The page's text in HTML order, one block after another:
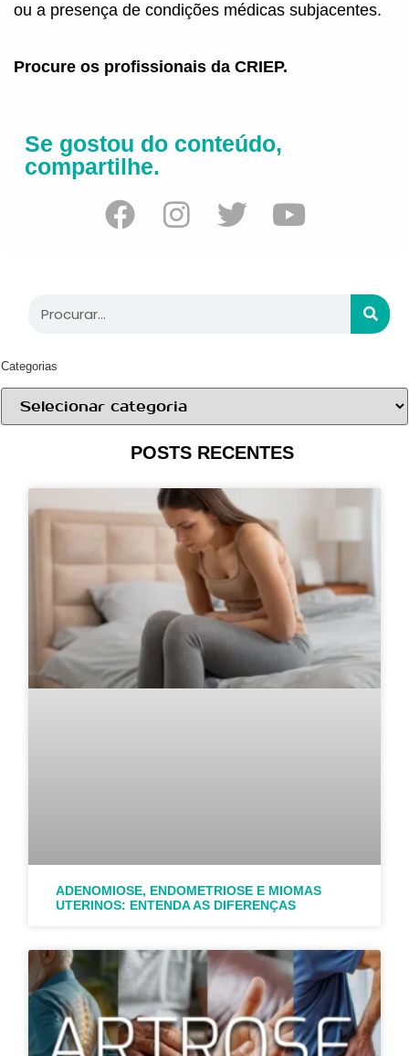
ou a presença de condições médicas subjacentes.
Procure os profissionais da CRIEP.
Se gostou do conteúdo,
compartilhe.
Categorias
POSTS RECENTES
ADENOMIOSE, ENDOMETRIOSE E MIOMAS
UTERINOS: ENTENDA AS DIFERENÇAS